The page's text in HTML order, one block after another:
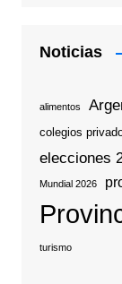
Noticias
alimentos
colegios
elecciones
Mundial 2026
turismo